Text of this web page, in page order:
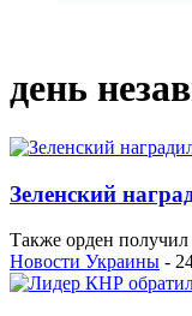
день
Зеленский
Также орден
Новости Украины -